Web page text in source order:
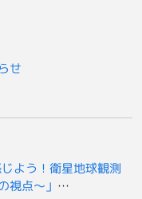
せ
よう！衛星地球観測
視点～」